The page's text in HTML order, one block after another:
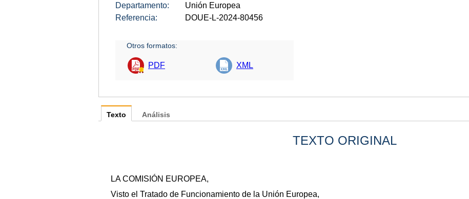
Departamento:
Unión Europea
Referencia:
DOUE-L-2024-80456
Otros formatos:
PDF XML
Texto
TEXTO ORIGINAL
LA COMISIÓN EUROPEA,
Visto el Tratado de Funcionamiento de la Unión Europea,
Análisis